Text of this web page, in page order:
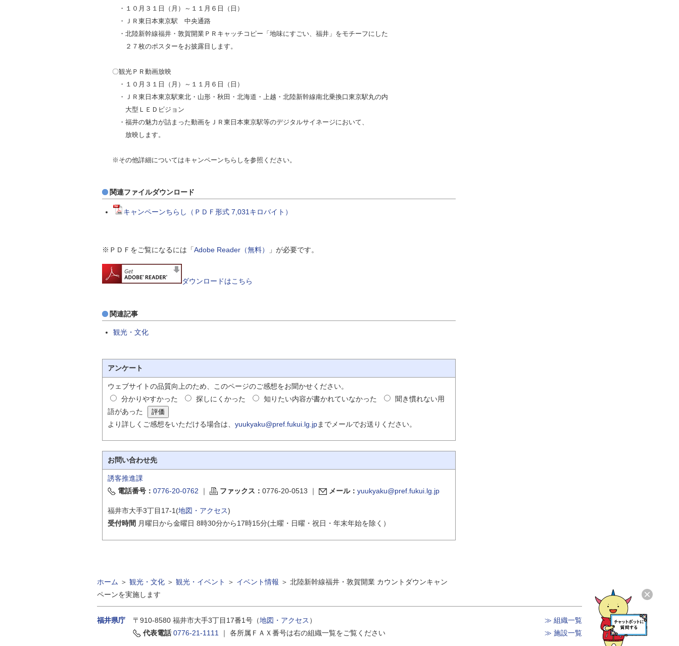
・１０月３１日（月）～１１月６日（日）
・ＪＲ東日本東京駅 中央通路
・北陸新幹線福井・敦賀開業ＰＲキャッチコピー「地味にすごい、福井」をモチーフにした
２７枚のポスターをお披露目します。
〇観光ＰＲ動画放映
・１０月３１日（月）～１１月６日（日）
・ＪＲ東日本東京駅東北・山形・秋田・北海道・上越・北陸新幹線南北乗換口東京駅丸の内
大型ＬＥＤビジョン
・福井の魅力が詰まった動画をＪＲ東日本東京駅等のデジタルサイネージにおいて、
放映します。
※その他詳細についてはキャンペーンちらしを参照ください。
関連ファイルダウンロード
キャンペーンちらし（ＰＤＦ形式 7,031キロバイト）
※ＰＤＦをご覧になるには「Adobe Reader（無料） 」が必要です。
ダウンロードはこちら
関連記事
観光・文化
アンケート
ウェブサイトの品質向上のため、このページのご感想をお聞かせください。
分かりやすかった
探しにくかった 知りたい内容が書かれていなかった
聞き慣れない用
語があった
より詳しくご感想をいただける場合は、 yuukyaku@pref.fukui.lg.jpまでメールでお送りください。
お問い合わせ先
誘客推進課
電話番号： 0776-20-0762 ｜ ファックス： 0776-20-0513 ｜ メール： yuukyaku@pref.fukui.lg.jp
福井市大手3丁目17-1(地図・アクセス)
受付時間 月曜日から金曜日 8時30分から17時15分(土曜・日曜・祝日・年末年始を除く）
ホーム ＞ 観光・文化 ＞ 観光・イベント ＞ イベント情報 ＞ 北陸新幹線福井・敦賀開業 カウントダウンキャン
ペーンを実施します
福井県庁 〒910-8580 福井市大手3丁目17番1号（地図・アクセス ）
代表電話 0776-21-1111 ｜ 各所属ＦＡＸ番号は右の組織一覧をご覧ください
≫ 組織一覧
≫ 施設一覧